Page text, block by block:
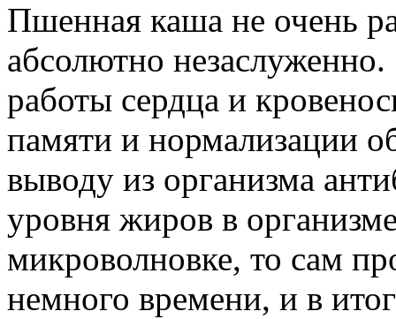
Пшенная каша не очень
абсолютно
работы сердца и
памяти и нормализации
выводу из организма
уровня жиров в
микроволновке, то сам
немного времени, и в